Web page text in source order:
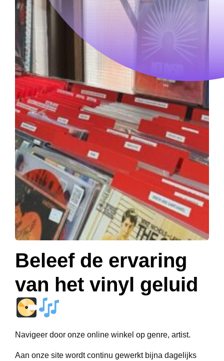
Beleef de ervaring
van het vinyl geluid
Navigeer door onze online winkel op genre, artist.
Aan onze site wordt continu gewerkt bijna dagelijks